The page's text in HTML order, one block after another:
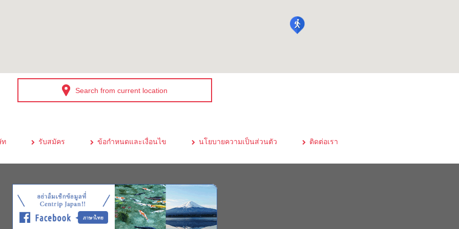
Search from current location
ท รับสมัคร ข้อกำหนดและเงื่อนไข นโยบายความเป็นส่วนตัว ติดต่อเรา